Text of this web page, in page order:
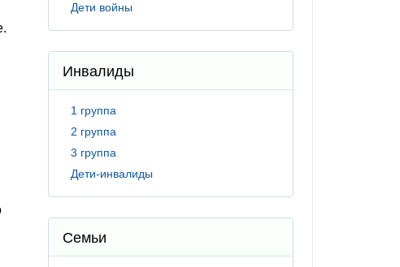
Дети войны
Инвалиды
1 группа
2 группа
3 группа
Дети-инвалиды
Семьи